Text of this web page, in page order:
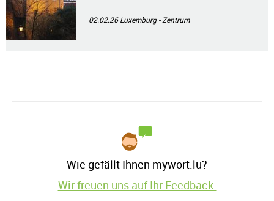
02.02.26Luxemburg - Zentrum
Wie gefällt Ihnen mywort.lu?
Wir freuen uns auf Ihr Feedback.